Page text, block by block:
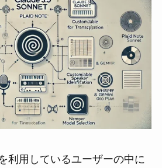
利用しているユーザーの中に